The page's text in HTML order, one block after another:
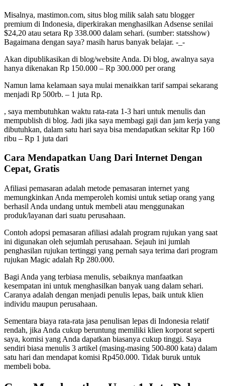
Misalnya, mastimon.com, situs blog milik salah satu blogger
premium di Indonesia, diperkirakan menghasilkan Adsense senilai
$24,20 atau setara Rp 338.000 dalam sehari. (sumber: statsshow)
Bagaimana dengan saya? masih harus banyak belajar. -_-
Akan dipublikasikan di blog/website Anda. Di blog, awalnya saya
hanya dikenakan Rp 150.000 – Rp 300.000 per orang
Namun lama kelamaan saya mulai menaikkan tarif sampai sekarang
menjadi Rp 500rb. – 1 juta Rp.
, saya membutuhkan waktu rata-rata 1-3 hari untuk menulis dan
mempublish di blog. Jadi jika saya membagi gaji dan jam kerja yang
dibutuhkan, dalam satu hari saya bisa mendapatkan sekitar Rp 160
ribu – Rp 1 juta dari
Cara Mendapatkan Uang Dari Internet Dengan
Cepat, Gratis
Afiliasi pemasaran adalah metode pemasaran internet yang
memungkinkan Anda memperoleh komisi untuk setiap orang yang
berhasil Anda undang untuk membeli atau menggunakan
produk/layanan dari suatu perusahaan.
Contoh adopsi pemasaran afiliasi adalah program rujukan yang saat
ini digunakan oleh sejumlah perusahaan. Sejauh ini jumlah
penghasilan rujukan tertinggi yang pernah saya terima dari program
rujukan Magic adalah Rp 280.000.
Bagi Anda yang terbiasa menulis, sebaiknya manfaatkan
kesempatan ini untuk menghasilkan banyak uang dalam sehari.
Caranya adalah dengan menjadi penulis lepas, baik untuk klien
individu maupun perusahaan.
Sementara biaya rata-rata jasa penulisan lepas di Indonesia relatif
rendah, jika Anda cukup beruntung memiliki klien korporat seperti
saya, komisi yang Anda dapatkan biasanya cukup tinggi. Saya
sendiri biasa menulis 3 artikel (masing-masing 500-800 kata) dalam
satu hari dan mendapat komisi Rp450.000. Tidak buruk untuk
membeli boba.